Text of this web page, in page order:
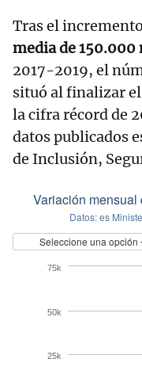
Tras el
media de 150.000
2017-2019, el
situó al finalizar
la cifra récord de
datos publicados
de Inclusión,